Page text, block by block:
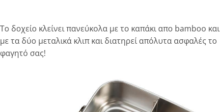
Το δοχείο κλείνει πανεύκολα με το καπάκι απο bamboo και
με τα δύο μεταλικά κλιπ και διατηρεί απόλυτα ασφαλές το
φαγητό σας!